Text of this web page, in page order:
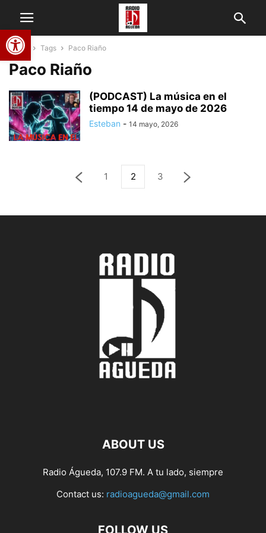
Abrir barra de herramientas
Home Tags Paco Riaño
Paco Riaño
(PODCAST) La música en el
tiempo 14 de mayo de 2026
Esteban - 14 mayo, 2026
1 2 3
ABOUT US
Radio Águeda, 107.9 FM. A tu lado, siempre
Contact us: radioagueda@gmail.com
FOLLOW US